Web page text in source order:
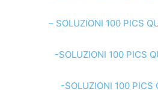
– SOLUZIONI 100 PICS
-SOLUZIONI 100 PICS
-SOLUZIONI 100 PICS